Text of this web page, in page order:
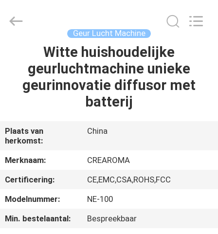
PRODUCTEN
VR-
SHOW
ONGEVEER
Online
Market.
Geur Lucht Machine
Witte huishoudelijke
geurluchtmachine unieke
geurinnovatie diffusor met
batterij
Plaats van
herkomst:
China
Merknaam:
CREAROMA
Certificering:
CE,EMC,CSA,ROHS,FCC
Modelnummer:
NE-100
Min. bestelaantal:
Bespreekbaar